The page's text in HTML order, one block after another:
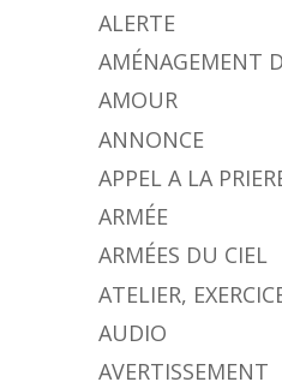
ALERTE
AMÉNAGEMENT
AMOUR
ANNONCE
APPEL A LA
ARMÉE
ARMÉES DU CIEL
ATELIER,
AUDIO
AVERTISSEMENT